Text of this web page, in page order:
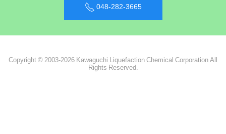
048-282-3665
Copyright © 2003-2026 Kawaguchi Liquefaction Chemical Corporation All
Rights Reserved.